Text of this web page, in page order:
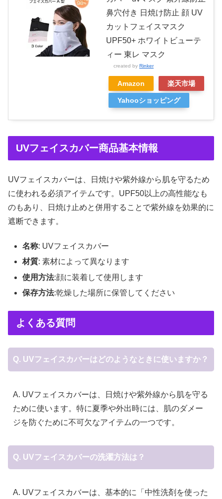
鼻穴付き 日焼け防止 顔 UV
カットフェイスマスク
UPF50+ ホワイトビューテ
ィー 東レ マスク
created by Rinker
Amazon 楽天市場
Yahooショッピング
UVフェイスカバー商品基本情報
UVフェイスカバーは、日焼けや紫外線から肌を守るため
に使われる必須アイテムです。UPF50以上の高性能なも
のもあり、日焼け止めと併用することで紫外線を効果的に
遮断できます。
名称: UVフェイスカバー
材質: 素材によって異なります
使用方法:顔に装着して使用します
保存方法:乾燥した場所に保管してください
よくある質問
Q. UVフェイスカバーはどのようなときに使いますか？
A. UVフェイスカバーは、日焼けや紫外線から肌を守る
ために使います。特に夏季や外出時には、肌のダメー
ジを防ぐために不可欠なアイテムの一つです。
Q. UVフェイスカバーの洗濯方法は？
A. UVフェイスカバーは、基本的に「中性洗剤を使った